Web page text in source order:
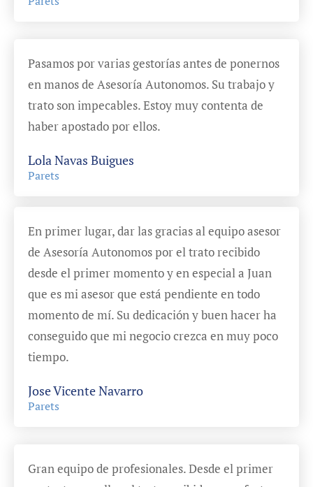
Pasamos por varias gestorías antes de ponernos
en manos de Asesoría Autonomos. Su trabajo y
trato son impecables. Estoy muy contenta de
haber apostado por ellos.
Lola Navas Buigues
Parets
En primer lugar, dar las gracias al equipo asesor
de Asesoría Autonomos por el trato recibido
desde el primer momento y en especial a Juan
que es mi asesor que está pendiente en todo
momento de mí. Su dedicación y buen hacer ha
conseguido que mi negocio crezca en muy poco
tiempo.
Jose Vicente Navarro
Parets
Gran equipo de profesionales. Desde el primer